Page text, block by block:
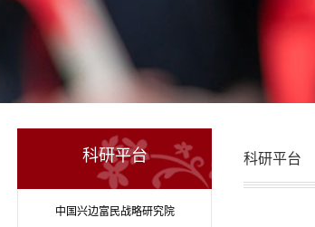
科研平台
中国兴边富民战略研究院
科研平台